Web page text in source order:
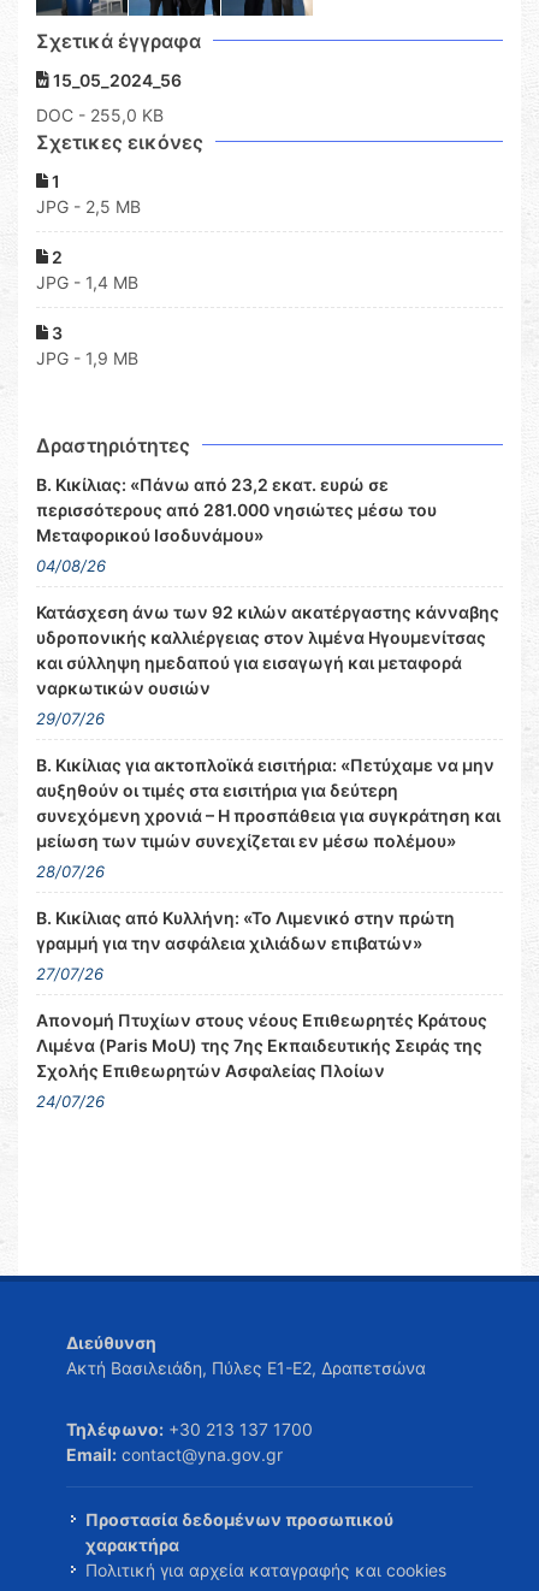
Σχετικά έγγραφα
15_05_2024_56
DOC - 255,0 KB
Σχετικες εικόνες
1
JPG - 2,5 MB
2
JPG - 1,4 MB
3
JPG - 1,9 MB
Δραστηριότητες
Β. Κικίλιας: «Πάνω από 23,2 εκατ. ευρώ σε
περισσότερους από 281.000 νησιώτες μέσω του
Μεταφορικού Ισοδυνάμου»
04/08/26
Κατάσχεση άνω των 92 κιλών ακατέργαστης κάνναβης
υδροπονικής καλλιέργειας στον λιμένα Ηγουμενίτσας
και σύλληψη ημεδαπού για εισαγωγή και μεταφορά
ναρκωτικών ουσιών
29/07/26
Β. Κικίλιας για ακτοπλοϊκά εισιτήρια: «Πετύχαμε να μην
αυξηθούν οι τιμές στα εισιτήρια για δεύτερη
συνεχόμενη χρονιά – Η προσπάθεια για συγκράτηση και
μείωση των τιμών συνεχίζεται εν μέσω πολέμου»
28/07/26
Β. Κικίλιας από Κυλλήνη: «Το Λιμενικό στην πρώτη
γραμμή για την ασφάλεια χιλιάδων επιβατών»
27/07/26
Απονομή Πτυχίων στους νέους Επιθεωρητές Κράτους
Λιμένα (Paris MoU) της 7ης Εκπαιδευτικής Σειράς της
Σχολής Επιθεωρητών Ασφαλείας Πλοίων
24/07/26
Διεύθυνση
Ακτή Βασιλειάδη, Πύλες Ε1-Ε2, Δραπετσώνα
Τηλέφωνο: +30 213 137 1700
Email: contact@yna.gov.gr
Προστασία δεδομένων προσωπικού
χαρακτήρα
Πολιτική για αρχεία καταγραφής και cookies